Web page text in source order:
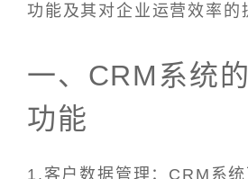
功能及其对企业运营效率的
一、CRM系统
功能
1.客户数据管理：CRM系